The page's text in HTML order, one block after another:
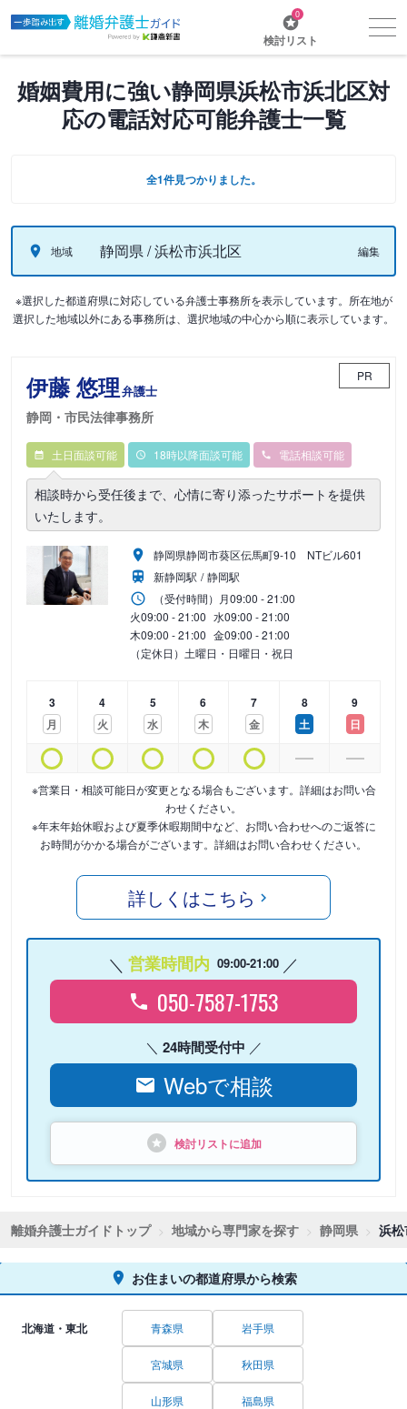
0
検討リスト
婚姻費用に強い静岡県浜松市浜北区対
応の電話対応可能弁護士一覧
全1件見つかりました。
地域 静岡県 / 浜松市浜北区 編集
※選択した都道府県に対応している弁護士事務所を表示しています。所在地が
選択した地域以外にある事務所は、選択地域の中心から順に表示しています。
伊藤 悠理弁護士
静岡・市民法律事務所
PR
土日面談可能 18時以降面談可能 電話相談可能
相談時から受任後まで、心情に寄り添ったサポートを提供
いたします。
静岡県静岡市葵区伝馬町9‐10 NTビル601
新静岡駅
静岡駅
（受付時間） 月09:00 - 21:00
火09:00 - 21:00 水09:00 - 21:00
木09:00 - 21:00 金09:00 - 21:00
（定休日）土曜日・日曜日・祝日
3
月
4
火
5
水
6
木
7
金
8
土
9
日
※営業日・相談可能日が変更となる場合もございます。詳細はお問い合
わせください。
※年末年始休暇および夏季休暇期間中など、お問い合わせへのご返答に
お時間がかかる場合がございます。詳細はお問い合わせください。
詳しくはこちら
営業時間内 09:00-21:00
050-7587-1753
24時間受付中
Webで相談
検討リストに追加
離婚弁護士ガイドトップ 地域から専門家を探す 静岡県 浜
お住まいの都道府県から検索
北海道・東北 青森県 岩手県
宮城県 秋田県
山形県 福島県